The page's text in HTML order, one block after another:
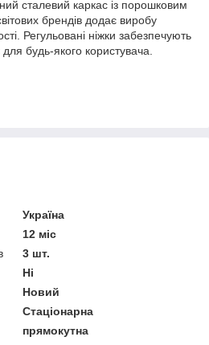
сталевий каркас із порошковим
брендів додає виробу
Регульовані ніжки забезпечують
будь-якого користувача.
Україна
12 міс
3 шт.
Ні
Новий
Стаціонарна
прямокутна